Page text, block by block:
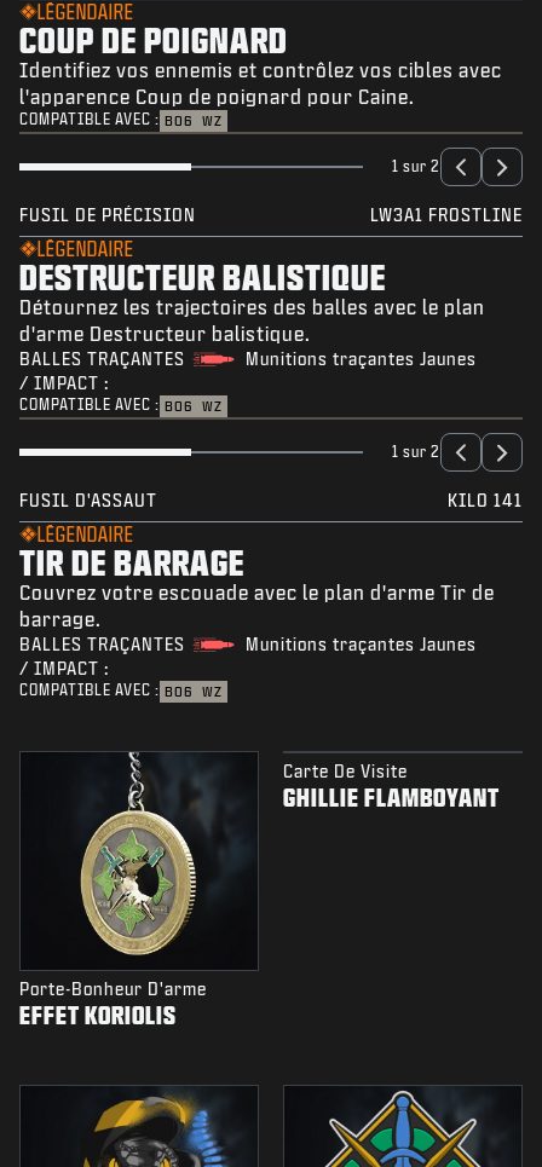
LÉGENDAIRE
COUP DE POIGNARD
Identifiez vos ennemis et contrôlez vos cibles avec
l'apparence Coup de poignard pour Caine.
COMPATIBLE AVEC : BO6 WZ
1 sur 2
FUSIL DE PRÉCISION LW3A1 FROSTLINE
LÉGENDAIRE
DESTRUCTEUR BALISTIQUE
Détournez les trajectoires des balles avec le plan
d'arme Destructeur balistique.
BALLES TRAÇANTES
/ IMPACT :
Munitions traçantes Jaunes
COMPATIBLE AVEC : BO6 WZ
1 sur 2
FUSIL D'ASSAUT KILO 141
LÉGENDAIRE
TIR DE BARRAGE
Couvrez votre escouade avec le plan d'arme Tir de
barrage.
BALLES TRAÇANTES
/ IMPACT :
Munitions traçantes Jaunes
COMPATIBLE AVEC : BO6 WZ
Porte-Bonheur D'arme
EFFET KORIOLIS
Carte De Visite
GHILLIE FLAMBOYANT